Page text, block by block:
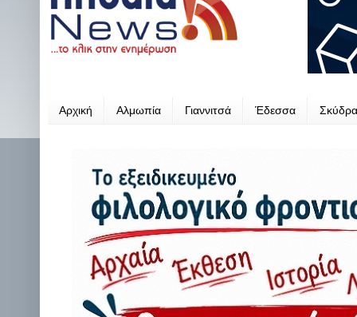
Αρχική Αλμωπία Γιαννιτσά Έδεσσα Σκύδρα